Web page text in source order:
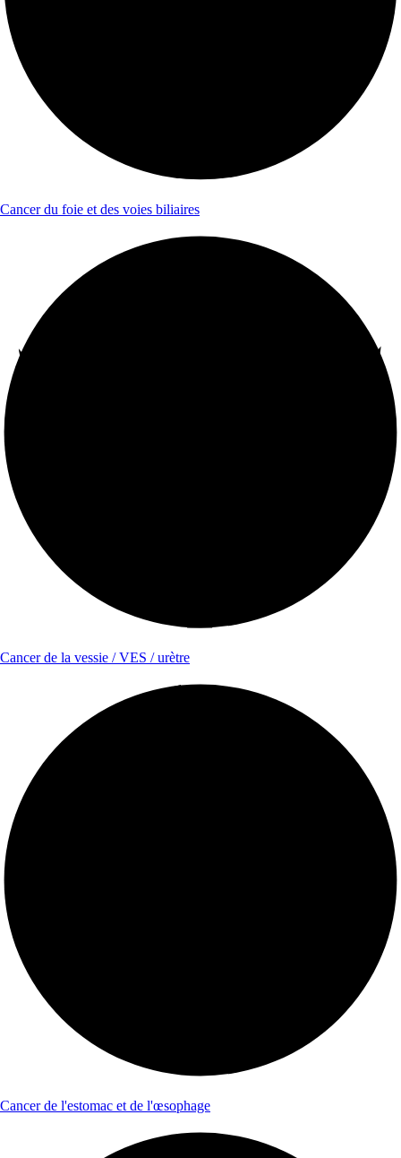
Cancer du foie et des voies biliaires
Cancer de la vessie / VES / urètre
Cancer de l'estomac et de l'œsophage